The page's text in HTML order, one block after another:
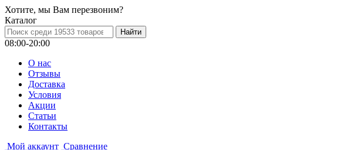
Хотите, мы Вам перезвоним?
Каталог
08:00-20:00
О нас
Отзывы
Доставка
Условия
Aкции
Статьи
Контакты
Мой аккаунт Сравнение